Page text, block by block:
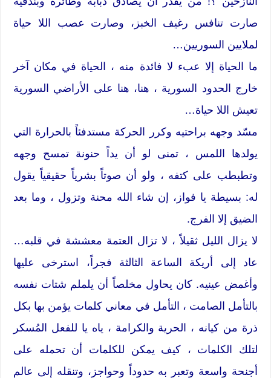
صارت تنافس رغيف الخبز، وصارت عصب اللا حياة
لملايين السوريين…
ما الحياة إلا عبء لا فائدة منه ، الحياة في مكان آخر
خارج الحدود السورية ، هنا، هنا على الأراضي السورية
تعيش اللا حياة…
مسّد وجهه براحتيه وكرر الحركة مستدفئاً بالحرارة التي
يولدها اللمس ، تمنى لو أن يداً حنونة تمسح وجهه
وتطبطب على كتفه ، ولو أن صوتاً بشرياً حقيقياً يقول
له: بسيطة يا فواز، إن شاء الله محنة وتزول ، وما بعد
الضيق إلا الفرج.
لا يزال الليل ثقيلاً ، لا تزال العتمة معششة في قلبه…
عاد إلى أريكة الساعة الثالثة فجراً، استرخى عليها
وأغمض عينيه. كان يحاول مخلصاً أن يلملم شتات نفسه
بالتأمل الصامت ، التأمل في معاني كلمات يؤمن بها بكل
ذرة من كيانه ، الحرية والكرامة ، ياه يا للفعل المُسكر
لتلك الكلمات ، كيف يمكن للكلمات أن تحمله على
أجنحة واسعة وتعبر به حدوداً وحواجز، وتنقله إلى عالم